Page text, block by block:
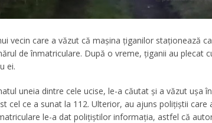
vecin care a văzut că maşina ţiganilor staţionează
de înmatriculare. După o vreme, ţiganii au plecat
ei.
uneia dintre cele ucise, le-a căutat şi a văzut uşa
cel ce a sunat la 112. Ulterior, au ajuns poliţiştii care
le-a dat polițiștilor informația, astfel că